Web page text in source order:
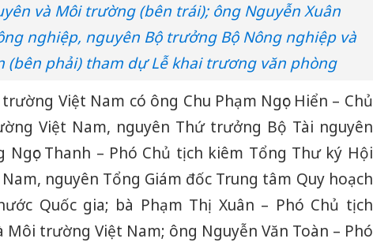
và Môi trường (bên trái); ông Nguyễn Xuân
nghiệp, nguyên Bộ trưởng Bộ Nông nghiệp và
(bên phải) tham dự Lễ khai trương văn phòng
Việt Nam có ông Chu Phạm Ngọc Hiển – Chủ
Việt Nam, nguyên Thứ trưởng Bộ Tài nguyên
Thanh – Phó Chủ tịch kiêm Tổng Thư ký Hội
nguyên Tổng Giám đốc Trung tâm Quy hoạch
Quốc gia; bà Phạm Thị Xuân – Phó Chủ tịch
trường Việt Nam; ông Nguyễn Văn Toàn – Phó